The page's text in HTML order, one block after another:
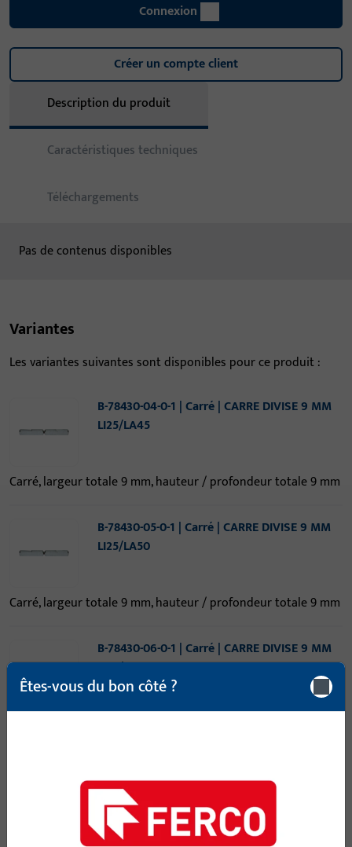
Connexion
Créer un compte client
Description du produit
Caractéristiques techniques
Téléchargements
Pas de contenus disponibles
Variantes
Les variantes suivantes sont disponibles pour ce produit :
B-78430-04-0-1 | Carré | CARRE DIVISE 9 MM
LI25/LA45
Carré, largeur totale 9 mm, hauteur / profondeur totale 9 mm
B-78430-05-0-1 | Carré | CARRE DIVISE 9 MM
LI25/LA50
Carré, largeur totale 9 mm, hauteur / profondeur totale 9 mm
B-78430-06-0-1 | Carré | CARRE DIVISE 9 MM
LI25/LA55
LI25/LA60
Êtes-vous du bon côté ?